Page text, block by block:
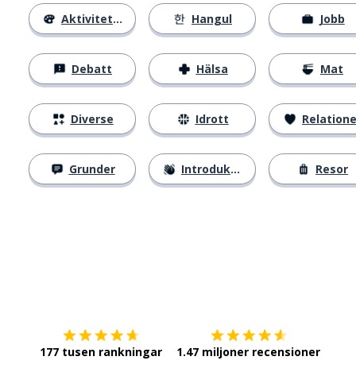
Aktiviteter
Debatt
Diverse
Grunder
Hangul
Hälsa
Idrott
Introduktion
Jobb
Mat
Resor
177 tusen rankningar 1.47 miljoner recensioner